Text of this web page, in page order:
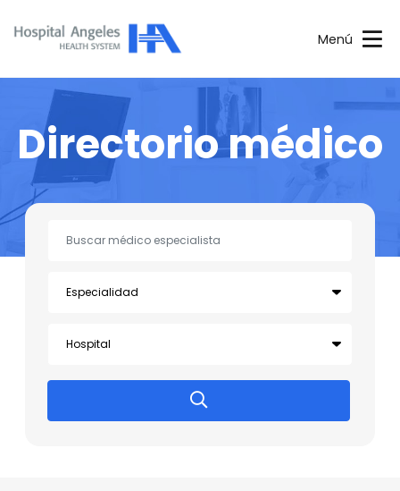
Menú
Directorio médico